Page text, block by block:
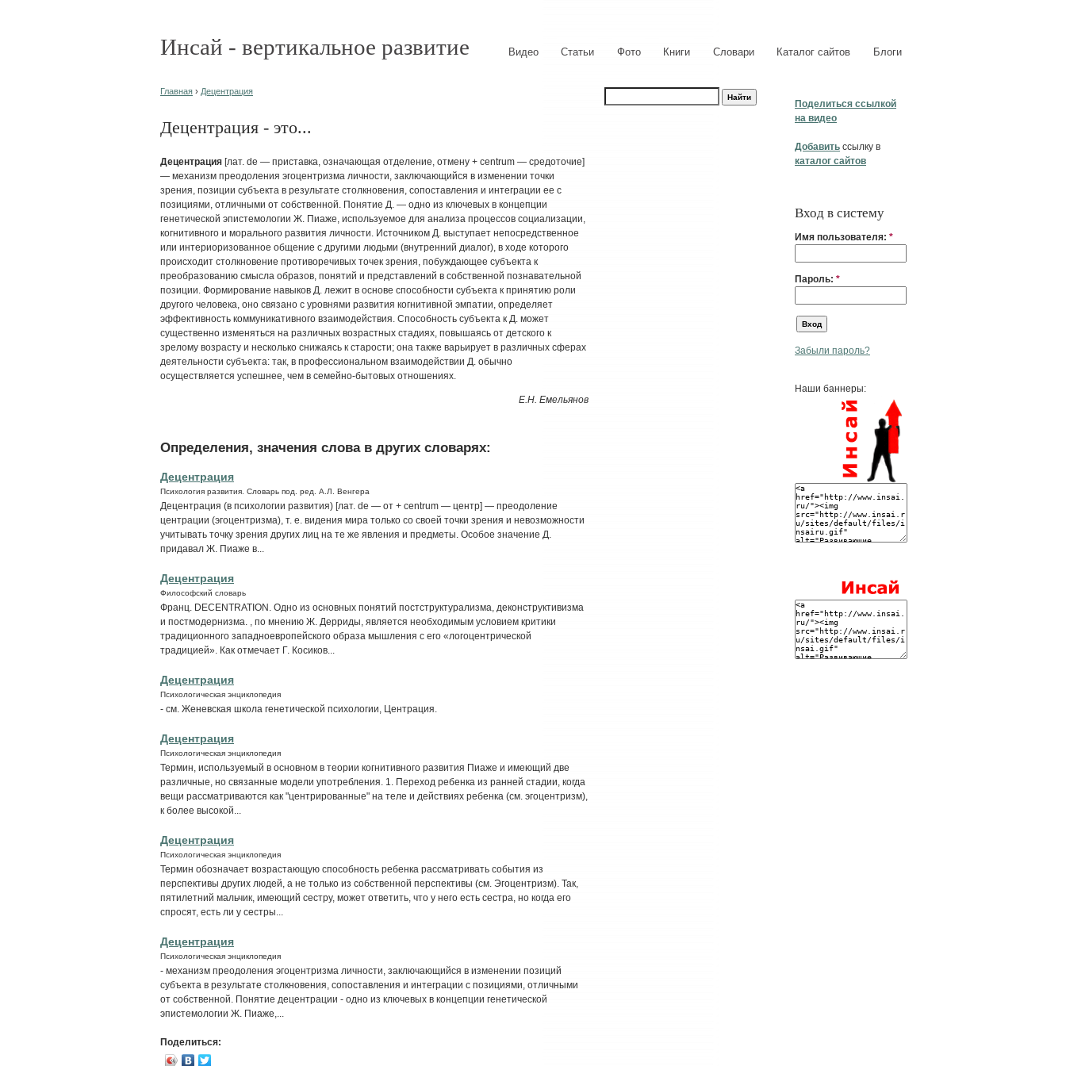
Инсай - вертикальное развитие Видео Статьи Фото Книги Словари Каталог сайтов Блоги
Поделиться ссылкой
на видео
Добавить ссылку в
каталог сайтов
Вход в систему
Имя пользователя: *
Пароль: *
Забыли пароль?
Наши баннеры:
Главная › Децентрация
Децентрация - это...
Децентрация [лат. de — приставка, означающая отделение, отмену + centrum — средоточие]
— механизм преодоления эгоцентризма личности, заключающийся в изменении точки
зрения, позиции субъекта в результате столкновения, сопоставления и интеграции ее с
позициями, отличными от собственной. Понятие Д. — одно из ключевых в концепции
генетической эпистемологии Ж. Пиаже, используемое для анализа процессов социализации,
когнитивного и морального развития личности. Источником Д. выступает непосредственное
или интериоризованное общение с другими людьми (внутренний диалог), в ходе которого
происходит столкновение противоречивых точек зрения, побуждающее субъекта к
преобразованию смысла образов, понятий и представлений в собственной познавательной
позиции. Формирование навыков Д. лежит в основе способности субъекта к принятию роли
другого человека, оно связано с уровнями развития когнитивной эмпатии, определяет
эффективность коммуникативного взаимодействия. Способность субъекта к Д. может
существенно изменяться на различных возрастных стадиях, повышаясь от детского к
зрелому возрасту и несколько снижаясь к старости; она также варьирует в различных сферах
деятельности субъекта: так, в профессиональном взаимодействии Д. обычно
осуществляется успешнее, чем в семейно-бытовых отношениях.
Е.Н. Емельянов
Определения, значения слова в других словарях:
Децентрация
Психология развития. Словарь под. ред. А.Л. Венгера
Децентрация (в психологии развития) [лат. de — от + centrum — центр] — преодоление
центрации (эгоцентризма), т. е. видения мира только со своей точки зрения и невозможности
учитывать точку зрения других лиц на те же явления и предметы. Особое значение Д.
придавал Ж. Пиаже в...
Децентрация
Философский словарь
Франц. DECENTRATION. Одно из основных понятий постструктурализма, деконструктивизма
и постмодернизма. , по мнению Ж. Дерриды, является необходимым условием критики
традиционного западноевропейского образа мышления с его «логоцентрической
традицией». Как отмечает Г. Косиков...
Децентрация
Психологическая энциклопедия
- см. Женевская школа генетической психологии, Центрация.
Децентрация
Психологическая энциклопедия
Термин, используемый в основном в теории когнитивного развития Пиаже и имеющий две
различные, но связанные модели употребления. 1. Переход ребенка из ранней стадии, когда
вещи рассматриваются как "центрированные" на теле и действиях ребенка (см. эгоцентризм),
к более высокой...
Децентрация
Психологическая энциклопедия
Термин обозначает возрастающую способность ребенка рассматривать события из
перспективы других людей, а не только из собственной перспективы (см. Эгоцентризм). Так,
пятилетний мальчик, имеющий сестру, может ответить, что у него есть сестра, но когда его
спросят, есть ли у сестры...
Децентрация
Психологическая энциклопедия
- механизм преодоления эгоцентризма личности, заключающийся в изменении позиций
субъекта в результате столкновения, сопоставления и интеграции с позициями, отличными
от собственной. Понятие децентрации - одно из ключевых в концепции генетической
эпистемологии Ж. Пиаже,...
Поделиться: